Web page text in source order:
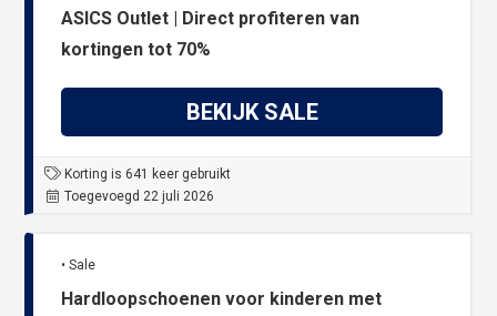
ASICS Outlet | Direct profiteren van
kortingen tot 70%
BEKIJK SALE
Korting is 641 keer gebruikt
Toegevoegd 22 juli 2026
• Sale
Hardloopschoenen voor kinderen met